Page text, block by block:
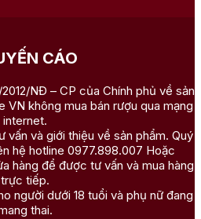
CÁO
NĐ – CP của Chính phủ về sản
VN không mua bán rượu qua mạng
internet.
và giới thiệu về sản phẩm. Quý
hệ hotline 0977.898.007 Hoặc
hàng để được tư vấn và mua hàng
trực tiếp.
người dưới 18 tuổi và phụ nữ đang
thai.